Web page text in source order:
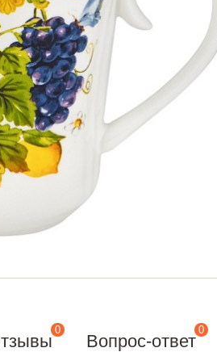
0
Вопрос-ответ
0